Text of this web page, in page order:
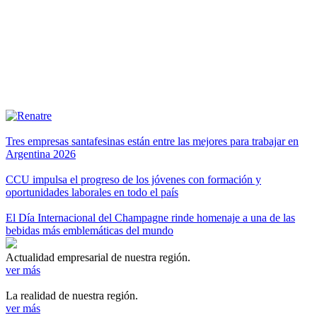
Tres empresas santafesinas están entre las mejores para trabajar en
Argentina 2026
CCU impulsa el progreso de los jóvenes con formación y
oportunidades laborales en todo el país
El Día Internacional del Champagne rinde homenaje a una de las
bebidas más emblemáticas del mundo
Actualidad empresarial de nuestra región.
ver más
La realidad de nuestra región.
ver más